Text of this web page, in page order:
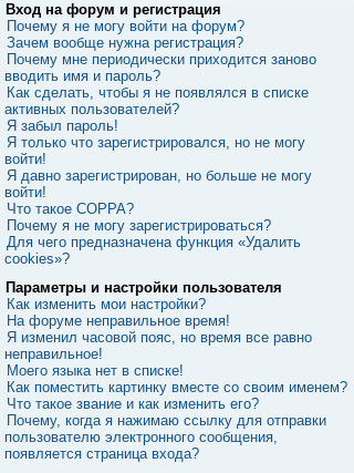
Вход на форум и регистрация
Почему я не могу войти на форум?
Зачем вообще нужна регистрация?
Почему мне периодически приходится заново
вводить имя и пароль?
Как сделать, чтобы я не появлялся в списке
активных пользователей?
Я забыл пароль!
Я только что зарегистрировался, но не могу
войти!
Я давно зарегистрирован, но больше не могу
войти!
Что такое COPPA?
Почему я не могу зарегистрироваться?
Для чего предназначена функция «Удалить
cookies»?
Параметры и настройки пользователя
Как изменить мои настройки?
На форуме неправильное время!
Я изменил часовой пояс, но время все равно
неправильное!
Моего языка нет в списке!
Как поместить картинку вместе со своим именем?
Что такое звание и как изменить его?
Почему, когда я нажимаю ссылку для отправки
пользователю электронного сообщения,
появляется страница входа?